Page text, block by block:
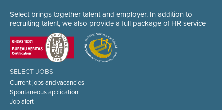
Select brings together talent and employer. In addition to
recruiting talent, we also provide a full package of HR service
SELECT JOBS
Current jobs and vacancies
Spontaneous application
Job alert